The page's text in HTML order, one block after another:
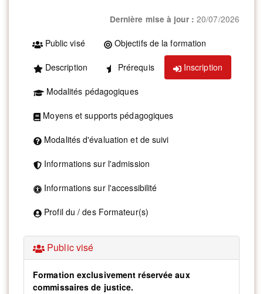
Dernière mise à jour : 20/07/2026
Public visé Objectifs de la formation
Description Prérequis Inscription
Modalités pédagogiques
Moyens et supports pédagogiques
Modalités d'évaluation et de suivi
Informations sur l'admission
Informations sur l'accessibilité
Profil du / des Formateur(s)
Public visé
Formation exclusivement réservée aux
commissaires de justice.